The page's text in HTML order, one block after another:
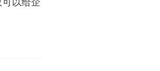
以给企